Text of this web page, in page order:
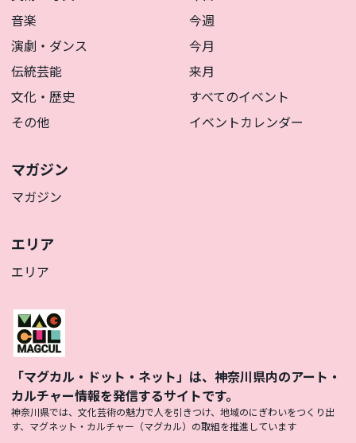
音楽
演劇・ダンス
伝統芸能
文化・歴史
その他
今週
今月
来月
すべてのイベント
イベントカレンダー
マガジン
マガジン
エリア
エリア
「マグカル・ドット・ネット」は、神奈川県内のアート・
カルチャー情報を発信するサイトです。
神奈川県では、文化芸術の魅力で人を引きつけ、地域のにぎわいをつくり出
す、マグネット・カルチャー（マグカル）の取組を推進しています